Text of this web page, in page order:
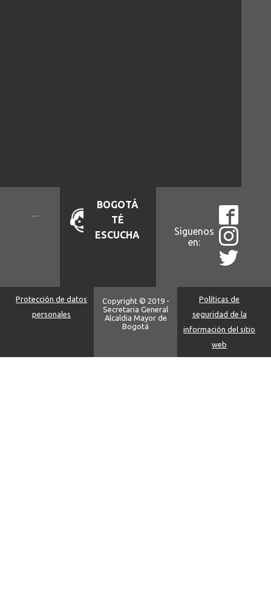
BOGOTÁ
TÉ
ESCUCHA
Siguenos
en:
Protección de datos
personales
Copyright © 2019 -
Secretaria General
Alcaldia Mayor de
Bogotá
Políticas de
seguridad de la
información del sitio
web